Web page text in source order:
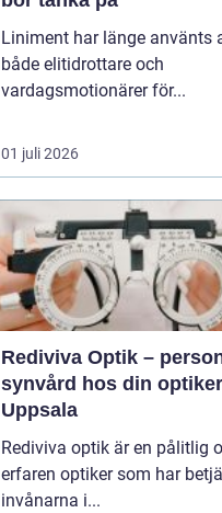
Liniment har länge använts
både elitidrottare och
vardagsmotionärer för...
01 juli 2026
Rediviva Optik –
synvård hos din
Uppsala
Rediviva optik är en pålitlig
erfaren optiker som har
invånarna i...